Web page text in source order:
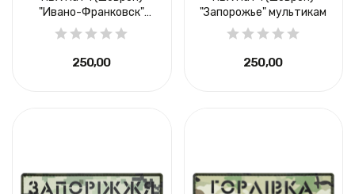
"Ивано-Франковск"
пиксель
250,00 ₴
"Запорожье" мультикам
250,00 ₴